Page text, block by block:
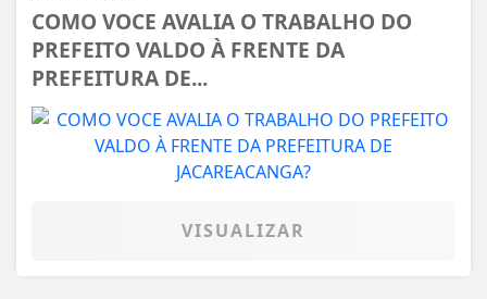
COMO VOCE AVALIA O TRABALHO DO
PREFEITO VALDO À FRENTE DA
PREFEITURA DE...
VISUALIZAR